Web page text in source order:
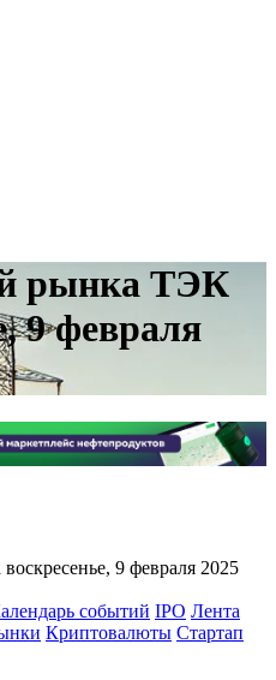
рынка ТЭК
9 февраля
9 февраля 2025
событий IPO Лента
Криптовалюты Стартап